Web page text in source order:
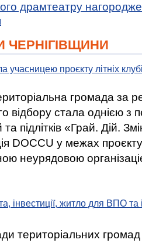
драмтеатру
ЧЕРНІГІВЩИНИ
учасницею проєкту літніх
громада за
відбору стала однією
та підлітків «Грай. Дій.
DOCCU у межах
неурядовою
інвестиції, житло для ВПО
територіальних громад